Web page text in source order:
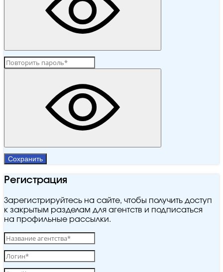
Сохранить
Регистрация
Зарегистрируйтесь на сайте, чтобы получить доступ
к закрытым разделам для агентств и подписаться
на профильные рассылки.